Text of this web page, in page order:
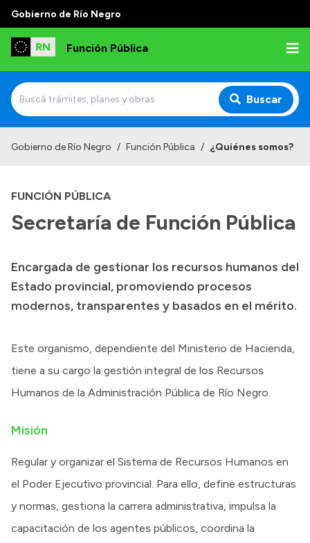
Gobierno de Río Negro
Función Pública
Buscar
Autoridades
Contacto
Consulta de expedientes
Convocatorias
Gobierno de Río Negro / Función Pública / ¿Quiénes somos?
FUNCIÓN PÚBLICA
Secretaría de Función Pública
Encargada de gestionar los recursos humanos del
Estado provincial, promoviendo procesos
modernos, transparentes y basados en el mérito.
Este organismo, dependiente del Ministerio de Hacienda,
tiene a su cargo la gestión integral de los Recursos
Humanos de la Administración Pública de Río Negro.
Misión
Regular y organizar el Sistema de Recursos Humanos en
el Poder Ejecutivo provincial. Para ello, define estructuras
y normas, gestiona la carrera administrativa, impulsa la
capacitación de los agentes públicos, coordina la